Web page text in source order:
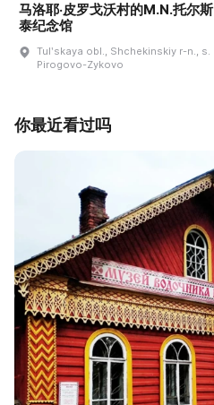
马洛耶·皮罗戈沃村的M.N.托尔斯
泰纪念馆
Tulʹskaya obl., Shchekinskiy r-n., s.
Pirogovo-Zykovo
你最近看过吗